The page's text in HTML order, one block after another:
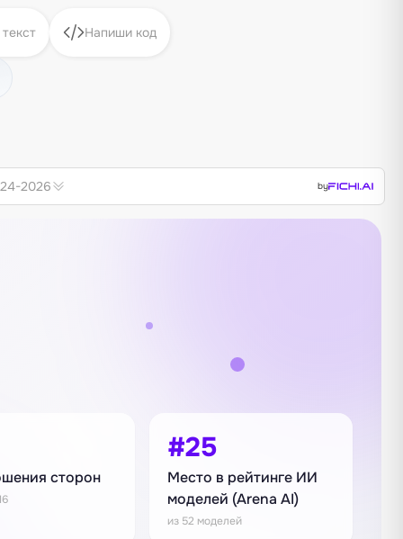
Напиши код
2026 by
сторон
#25
Место в рейтинге ИИ
моделей (Arena AI)
из 52 моделей